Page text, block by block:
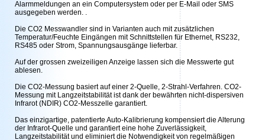
Alarmmeldungen an ein Computersystem oder per E-Mail oder SMS
ausgegeben werden. .
Die CO2 Messwandler sind in Varianten auch mit zusätzlichen
Temperatur/Feuchte Eingängen mit Schnittstellen für Ethernet, RS232,
RS485 oder Strom, Spannungsausgänge lieferbar.
Auf der grossen zweizeiligen Anzeige lassen sich die Messwerte gut
ablesen.
Die CO2-Messung basiert auf einer 2-Quelle, 2-Strahl-Verfahren. CO2-
Messung mit Langzeitstabilität ist dank der bewährten nicht-dispersiven
Infrarot (NDIR) CO2-Messzelle garantiert.
Das einzigartige, patentierte Auto-Kalibrierung kompensiert die Alterung
der Infrarot-Quelle und garantiert eine hohe Zuverlässigkeit,
Langzeitstabilität und eliminiert die Notwendigkeit von regelmäßigen